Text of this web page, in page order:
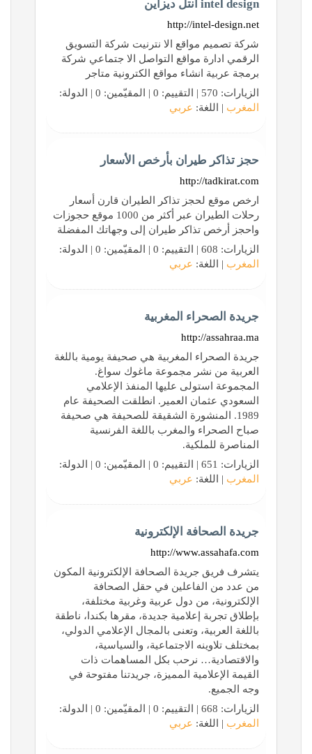
intel design انتل ديزاين
http://intel-design.net
شركة تصميم مواقع الا نترنيت شركة التسويق
الرقمي ادارة مواقع التواصل الا جتماعي شركة
برمجة عربية انشاء مواقع الكترونية متاجر
الزيارات: 570 | التقييم: 0 | المقيّمين: 0 | الدولة:
المغرب | اللغة: عربي
حجز تذاكر طيران بأرخص الأسعار
http://tadkirat.com
ارخص موقع لحجز تذاكر الطيران قارن أسعار
رحلات الطيران عبر أكثر من 1000 موقع حجوزات
واحجز أرخص تذاكر طيران إلى وجهاتك المفضلة
الزيارات: 608 | التقييم: 0 | المقيّمين: 0 | الدولة:
المغرب | اللغة: عربي
جريدة الصحراء المغربية
http://assahraa.ma
جريدة الصحراء المغربية هي صحيفة يومية باللغة
العربية من نشر مجموعة ماغوك سواغ.
المجموعة استولى عليها المنفذ الإعلامي
السعودي عثمان العمير. انطلقت الصحيفة عام
1989. المنشورة الشقيقة للصحيفة هي صحيفة
صباح الصحراء والمغرب باللغة الفرنسية
المناصرة للملكية.
الزيارات: 651 | التقييم: 0 | المقيّمين: 0 | الدولة:
المغرب | اللغة: عربي
جريدة الصحافة الإلكترونية
http://www.assahafa.com
يتشرف فريق جريدة الصحافة الإلكترونية المكون
من عدد من الفاعلين في حقل الصحافة
الإلكترونية، من دول عربية وغربية مختلفة،
بإطلاق تجربة إعلامية جديدة، مقرها بكندا، ناطقة
باللغة العربية، وتعنى بالمجال الإعلامي الدولي،
بمختلف تلاوينه الاجتماعية، والسياسية،
والاقتصادية… نرحب بكل المساهمات ذات
القيمة الإعلامية المميزة، جريدتنا مفتوحة في
وجه الجميع.
الزيارات: 668 | التقييم: 0 | المقيّمين: 0 | الدولة:
المغرب | اللغة: عربي